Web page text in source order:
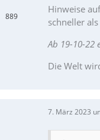
889
Hinweise
schneller
Ab 19-10-22
Die Welt
7. März 2023